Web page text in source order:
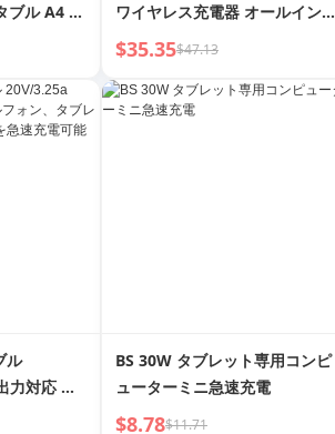
ブル A4 ト
ライトボ
ケッチ用
ワイヤレス充電器 オールインワ
ン スピーカー デスクトップ マ
グネティックブラケット 携帯電
話 ヘッドセット 時計 充電
$35.35$47.13
ル
力対応 モ
ット、ラ
BS 30W タブレット専用コンピ
ューターミニ急速充電
$8.78$11.71